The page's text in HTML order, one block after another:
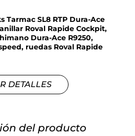
Tarmac SL8 RTP Dura-Ace
Roval Rapide Cockpit,
Dura-Ace R9250,
ruedas Roval Rapide
DETALLES
del producto